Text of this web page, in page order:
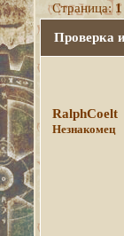
Проверка
Страница:1
RalphCoelt
Незнакомец